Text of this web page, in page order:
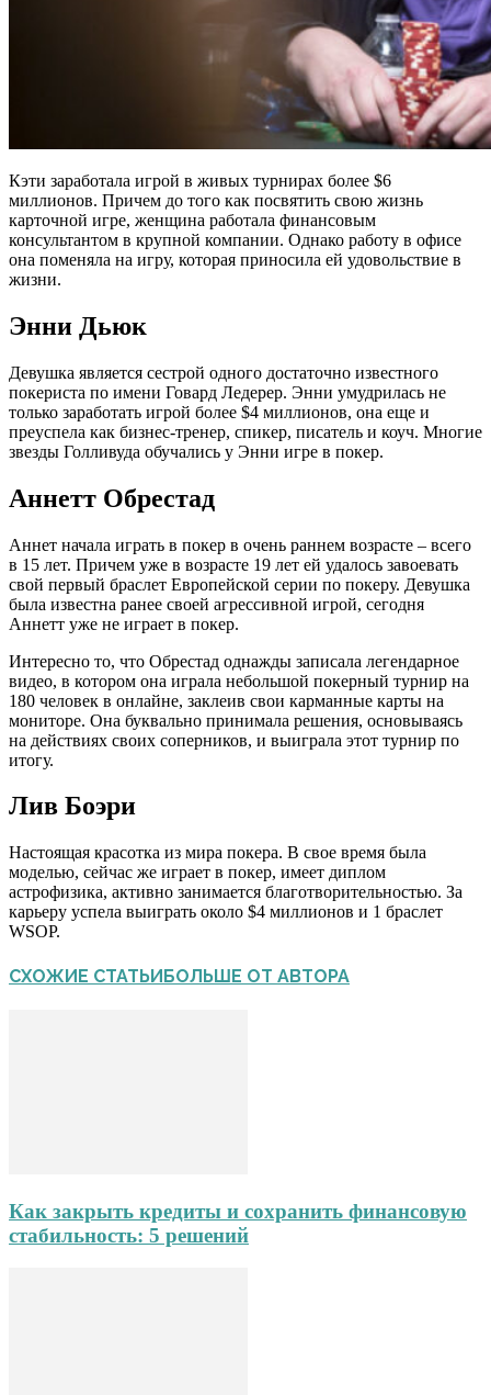
Кэти заработала игрой в живых турнирах более $6
миллионов. Причем до того как посвятить свою жизнь
карточной игре, женщина работала финансовым
консультантом в крупной компании. Однако работу в офисе
она поменяла на игру, которая приносила ей удовольствие в
жизни.
Энни Дьюк
Девушка является сестрой одного достаточно известного
покериста по имени Говард Ледерер. Энни умудрилась не
только заработать игрой более $4 миллионов, она еще и
преуспела как бизнес-тренер, спикер, писатель и коуч. Многие
звезды Голливуда обучались у Энни игре в покер.
Аннетт Обрестад
Аннет начала играть в покер в очень раннем возрасте – всего
в 15 лет. Причем уже в возрасте 19 лет ей удалось завоевать
свой первый браслет Европейской серии по покеру. Девушка
была известна ранее своей агрессивной игрой, сегодня
Аннетт уже не играет в покер.
Интересно то, что Обрестад однажды записала легендарное
видео, в котором она играла небольшой покерный турнир на
180 человек в онлайне, заклеив свои карманные карты на
мониторе. Она буквально принимала решения, основываясь
на действиях своих соперников, и выиграла этот турнир по
итогу.
Лив Боэри
Настоящая красотка из мира покера. В свое время была
моделью, сейчас же играет в покер, имеет диплом
астрофизика, активно занимается благотворительностью. За
карьеру успела выиграть около $4 миллионов и 1 браслет
WSOP.
СХОЖИЕ СТАТЬИБОЛЬШЕ ОТ АВТОРА
Как закрыть кредиты и сохранить финансовую
стабильность: 5 решений